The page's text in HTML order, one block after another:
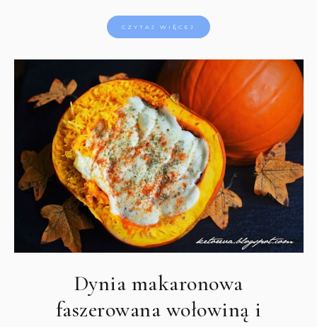
CZYTAJ WIĘCEJ
Dynia makaronowa
faszerowana wołowiną i